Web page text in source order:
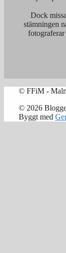
Dock
stämningen
© FFiM -
© 2026
Byggt med